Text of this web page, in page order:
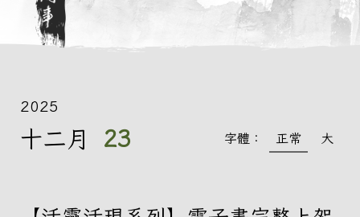
2025
十二月 23 字體： 正常 大